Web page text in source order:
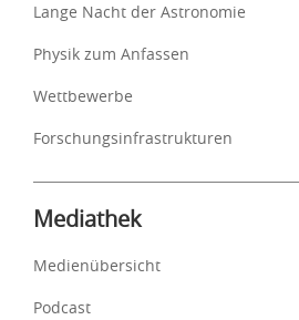
Lange Nacht der Astronomie
Physik zum Anfassen
Wettbewerbe
Forschungsinfrastrukturen
Mediathek
Medienübersicht
Podcast